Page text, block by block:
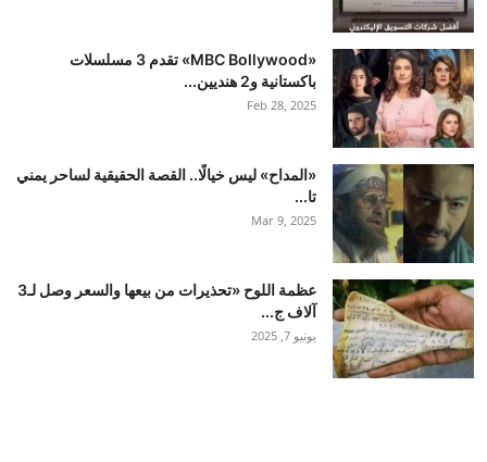
«MBC Bollywood» تقدم 3 مسلسلات
باكستانية و2 هنديين...
Feb 28, 2025
«المداح» ليس خيالًا.. القصة الحقيقية لساحر يمني
تا...
Mar 9, 2025
عظمة اللوح «تحذيرات من بيعها والسعر وصل لـ3
آلاف ج...
يونيو 7, 2025